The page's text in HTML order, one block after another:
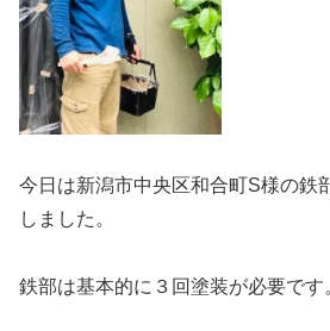
今日は新潟市中央区和合町S様の鉄
しました。
鉄部は基本的に３回塗装が必要です